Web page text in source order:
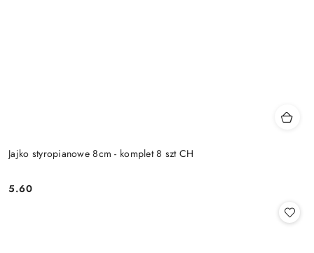
Jajko styropianowe 8cm - komplet 8 szt CH
Cena:
5.60